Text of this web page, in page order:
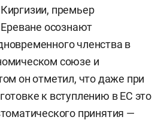
премьер
осознают
членства в
союзе и
он отметил, что даже при
к вступлению в ЕС это
принятия —